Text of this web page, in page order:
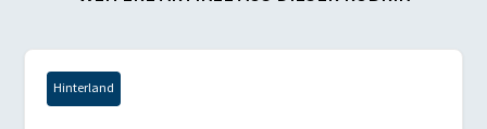
Hinterland